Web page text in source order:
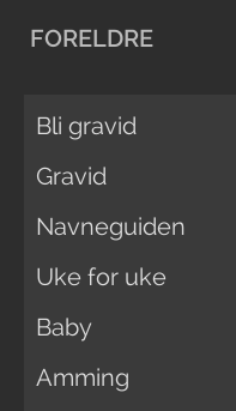
FORELDRE
Bli gravid
Gravid
Navneguiden
Uke for uke
Baby
Amming